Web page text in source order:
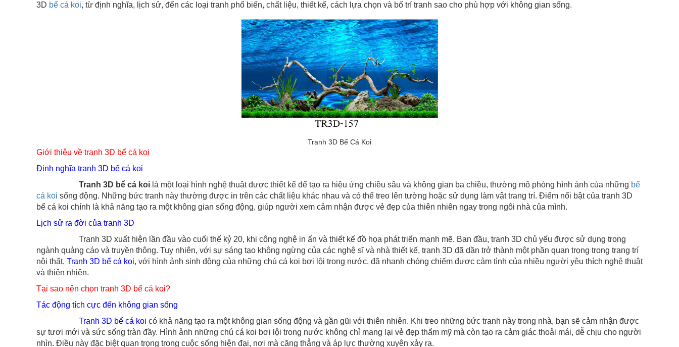
3D bể cá koi, từ định nghĩa, lịch sử, đến các loại tranh phổ biến, chất liệu, thiết kế, cách lựa chọn và bố trí tranh sao cho phù hợp với không gian sống.
Tranh 3D Bể Cá Koi
Giới thiệu về tranh 3D bể cá koi
Định nghĩa tranh 3D bể cá koi
Tranh 3D bể cá koi là một loại hình nghệ thuật được thiết kế để tạo ra hiệu ứng chiều sâu và không gian ba chiều, thường mô phỏng hình ảnh của những bể
cá koi sống động. Những bức tranh này thường được in trên các chất liệu khác nhau và có thể treo lên tường hoặc sử dụng làm vật trang trí. Điểm nổi bật của tranh 3D
bể cá koi chính là khả năng tạo ra một không gian sống động, giúp người xem cảm nhận được vẻ đẹp của thiên nhiên ngay trong ngôi nhà của mình.
Lịch sử ra đời của tranh 3D
Tranh 3D xuất hiện lần đầu vào cuối thế kỷ 20, khi công nghệ in ấn và thiết kế đồ họa phát triển mạnh mẽ. Ban đầu, tranh 3D chủ yếu được sử dụng trong
ngành quảng cáo và truyền thông. Tuy nhiên, với sự sáng tạo không ngừng của các nghệ sĩ và nhà thiết kế, tranh 3D đã dần trở thành một phần quan trọng trong trang trí
nội thất. Tranh 3D bể cá koi, với hình ảnh sinh động của những chú cá koi bơi lội trong nước, đã nhanh chóng chiếm được cảm tình của nhiều người yêu thích nghệ thuật
và thiên nhiên.
Tại sao nên chọn tranh 3D bể cá koi?
Tác động tích cực đến không gian sống
Tranh 3D bể cá koi có khả năng tạo ra một không gian sống động và gần gũi với thiên nhiên. Khi treo những bức tranh này trong nhà, bạn sẽ cảm nhận được
sự tươi mới và sức sống tràn đầy. Hình ảnh những chú cá koi bơi lội trong nước không chỉ mang lại vẻ đẹp thẩm mỹ mà còn tạo ra cảm giác thoải mái, dễ chịu cho người
nhìn. Điều này đặc biệt quan trọng trong cuộc sống hiện đại, nơi mà căng thẳng và áp lực thường xuyên xảy ra.